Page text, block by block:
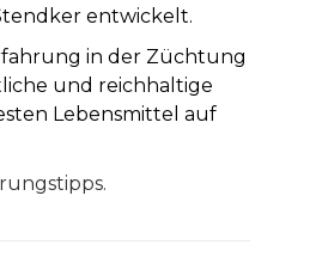
entwickelt.
in der Züchtung
und reichhaltige
Lebensmittel auf